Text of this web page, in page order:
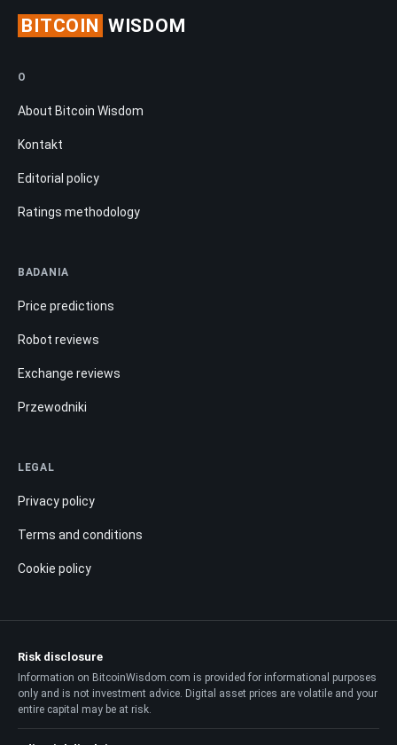
BITCOIN WISDOM
O
About Bitcoin Wisdom
Kontakt
Editorial policy
Ratings methodology
BADANIA
Price predictions
Robot reviews
Exchange reviews
Przewodniki
LEGAL
Privacy policy
Terms and conditions
Cookie policy
Risk disclosure
Information on BitcoinWisdom.com is provided for informational purposes
only and is not investment advice. Digital asset prices are volatile and your
entire capital may be at risk.